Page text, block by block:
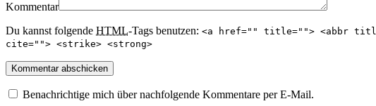
Kommentar
Du kannst folgende HTML-Tags benutzen: <a href="" title=""> <abbr
cite=""> <strike> <strong>
Benachrichtige mich über nachfolgende Kommentare per E-Mail.